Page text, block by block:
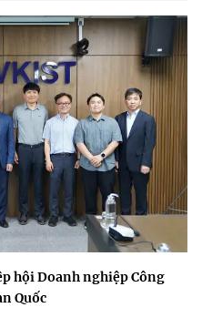
hội Doanh nghiệp Công
Quốc